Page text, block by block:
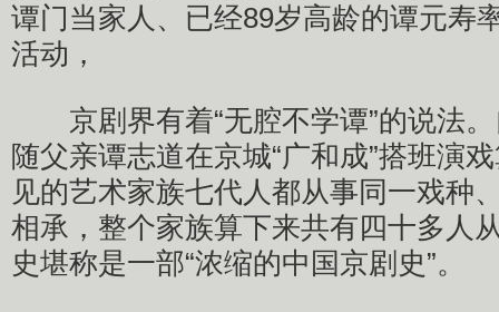
谭门当家人、已经89岁高龄的谭元寿
活动，
京剧界有着“无腔不学谭”的说法。
随父亲谭志道在京城“广和成”搭班演
见的艺术家族七代人都从事同一戏种
相承，整个家族算下来共有四十多人
史堪称是一部“浓缩的中国京剧史”。